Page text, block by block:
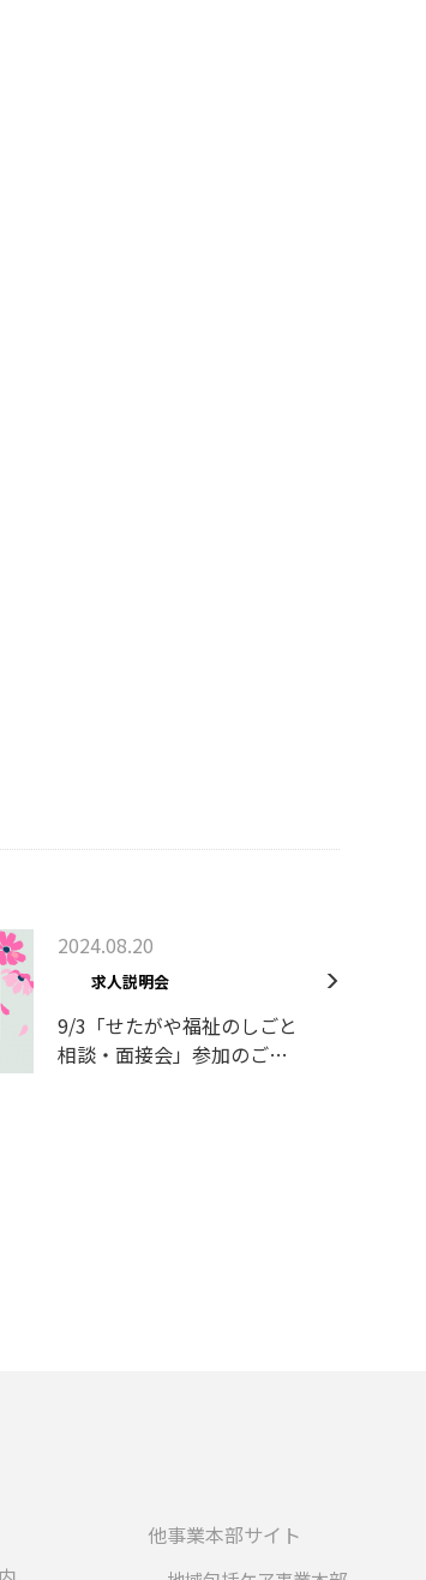
2024.08.20
求人説明会
9/3「せたがや福祉のしごと
相談・面接会」参加のご案
他事業本部サイト